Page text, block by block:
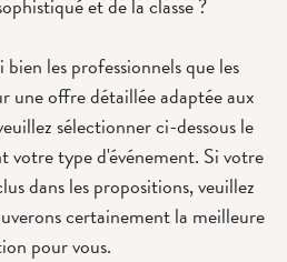
les professionnels que les
une offre détaillée adaptée aux
sélectionner ci-dessous le
votre type d'événement. Si votre
dans les propositions, veuillez
certainement la meilleure
pour vous.